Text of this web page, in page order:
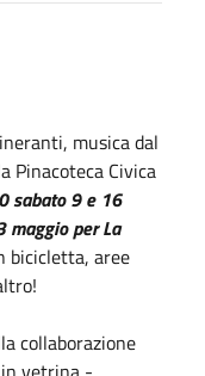
musica dal
Pinacoteca Civica
sabato 9 e 16
maggio per La
bicicletta, aree
collaborazione